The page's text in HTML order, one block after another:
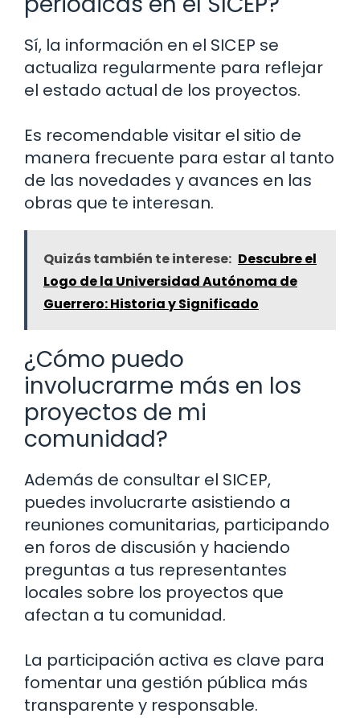
Sí, la información en el SICEP se
actualiza regularmente para reflejar
el estado actual de los proyectos.
Es recomendable visitar el sitio de
manera frecuente para estar al tanto
de las novedades y avances en las
obras que te interesan.
Quizás también te interese: Descubre el
Logo de la Universidad Autónoma de
Guerrero: Historia y Significado
¿Cómo puedo
involucrarme más en los
proyectos de mi
comunidad?
Además de consultar el SICEP,
puedes involucrarte asistiendo a
reuniones comunitarias, participando
en foros de discusión y haciendo
preguntas a tus representantes
locales sobre los proyectos que
afectan a tu comunidad.
La participación activa es clave para
fomentar una gestión pública más
transparente y responsable.